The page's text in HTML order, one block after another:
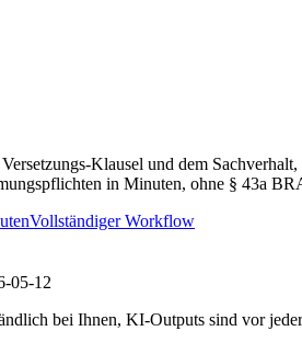
Klausel und dem
in Minuten, ohne § 43a
Vollständiger Workflow
05-12
bei Ihnen, KI-Outputs sind vor